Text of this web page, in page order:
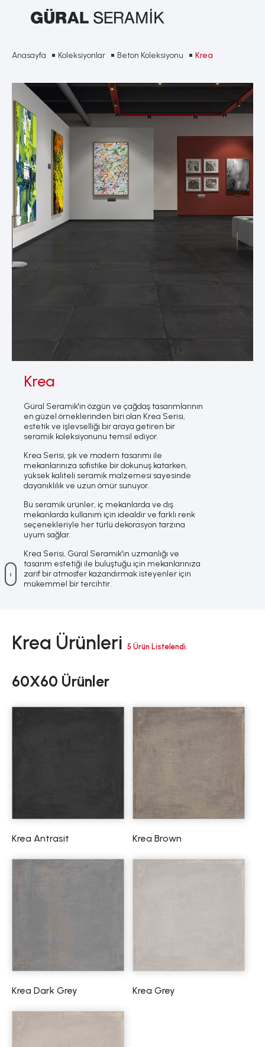
Anasayfa Koleksiyonlar Beton Koleksiyonu Krea
Krea
Güral Seramik'in özgün ve çağdaş tasarımlarının
en güzel örneklerinden biri olan Krea Serisi,
estetik ve işlevselliği bir araya getiren bir
seramik koleksiyonunu temsil ediyor.
Krea Serisi, şık ve modern tasarımı ile
mekanlarınıza sofistike bir dokunuş katarken,
yüksek kaliteli seramik malzemesi sayesinde
dayanıklılık ve uzun ömür sunuyor.
Bu seramik ürünler, iç mekanlarda ve dış
mekanlarda kullanım için idealdir ve farklı renk
seçenekleriyle her türlü dekorasyon tarzına
uyum sağlar.
Krea Serisi, Güral Seramik'in uzmanlığı ve
tasarım estetiği ile buluştuğu için mekanlarınıza
zarif bir atmosfer kazandırmak isteyenler için
mükemmel bir tercihtir.
Krea Ürünleri 5 Ürün Listelendi.
60X60 Ürünler
Krea Antrasit Krea Brown
Krea Dark Grey Krea Grey